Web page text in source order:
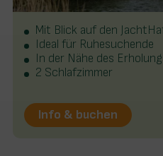
Mit Blick auf den
Ideal für Ruhesuchende
In der Nähe des
2 Schlafzimmer
Info & buchen